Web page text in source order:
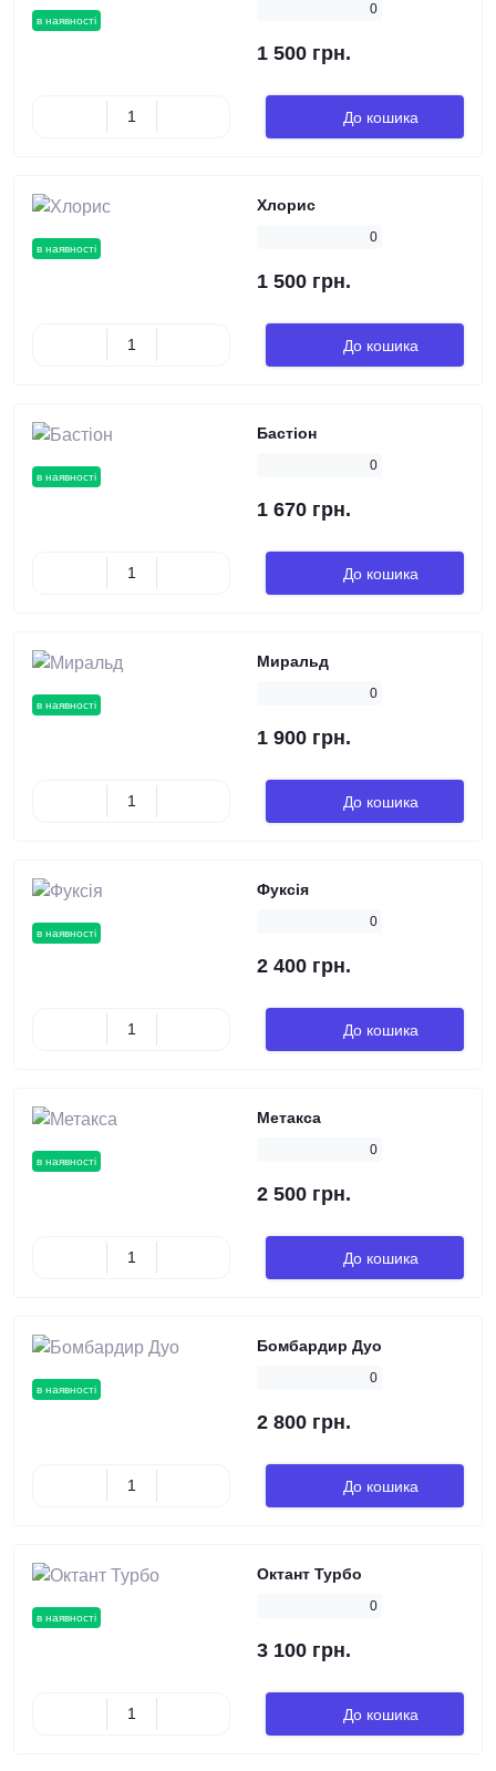
в наявності
0
1 500 грн.
До кошика
в наявності
Хлорис
0
1 500 грн.
До кошика
в наявності
Бастіон
0
1 670 грн.
До кошика
в наявності
Миральд
0
1 900 грн.
До кошика
в наявності
Фуксія
0
2 400 грн.
До кошика
в наявності
Метакса
0
2 500 грн.
До кошика
в наявності
Бомбардир Дуо
0
2 800 грн.
До кошика
в наявності
Октант Турбо
0
3 100 грн.
До кошика